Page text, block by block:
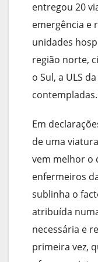
entregou 20
emergência e
unidades
região norte,
o Sul, a ULS
contempladas.
Em
de uma
vem melhor o
enfermeiros
sublinha o
atribuída
necessária e
primeira vez,